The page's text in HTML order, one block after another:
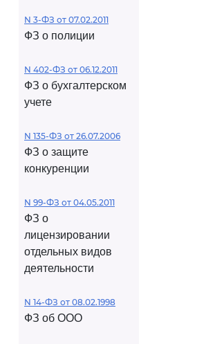
N 3-ФЗ от 07.02.2011
ФЗ о полиции
N 402-ФЗ от 06.12.2011
ФЗ о бухгалтерском
учете
N 135-ФЗ от 26.07.2006
ФЗ о защите
конкуренции
N 99-ФЗ от 04.05.2011
ФЗ о
лицензировании
отдельных видов
деятельности
N 14-ФЗ от 08.02.1998
ФЗ об ООО